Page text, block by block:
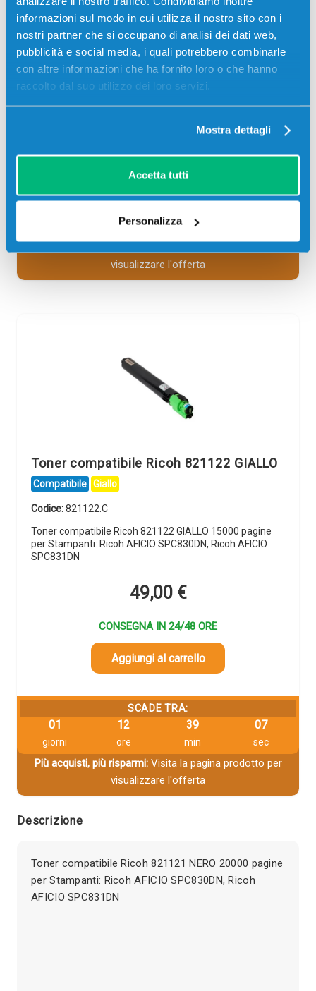
informazioni sul modo in cui utilizza il nostro sito con i
nostri partner che si occupano di analisi dei dati web,
pubblicità e social media, i quali potrebbero combinarle
con altre informazioni che ha fornito loro o che hanno
raccolto dal suo utilizzo dei loro servizi.
Mostra dettagli
Accetta tutti
Personalizza
Toner compatibile Ricoh 821123 MAGENTA 15000
AFICIO SPC831DN
49,00€
CONSEGNA IN 24/48 ORE
SCADE TRA:
ore min
visualizzare l'offerta
Toner compatibile Ricoh 821122 GIALLO
Compatibile Giallo
Codice:821122.C
Toner compatibile Ricoh 821122 GIALLO 15000 pagine
per Stampanti: Ricoh AFICIO SPC830DN, Ricoh AFICIO
SPC831DN
49,00 €
CONSEGNA IN 24/48 ORE
Aggiungi al carrello
SCADE TRA:
01
giorni
12
ore
39
min
06
sec
Più acquisti, più risparmi:Visita la pagina prodotto per
visualizzare l'offerta
Descrizione
Toner compatibile Ricoh 821121 NERO 20000 pagine
per Stampanti: Ricoh AFICIO SPC830DN, Ricoh
AFICIO SPC831DN